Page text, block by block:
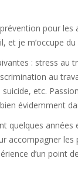
pour
et je m’occupe
: stress
au
etc.
évidemment
quelques
accompagner les
d’un